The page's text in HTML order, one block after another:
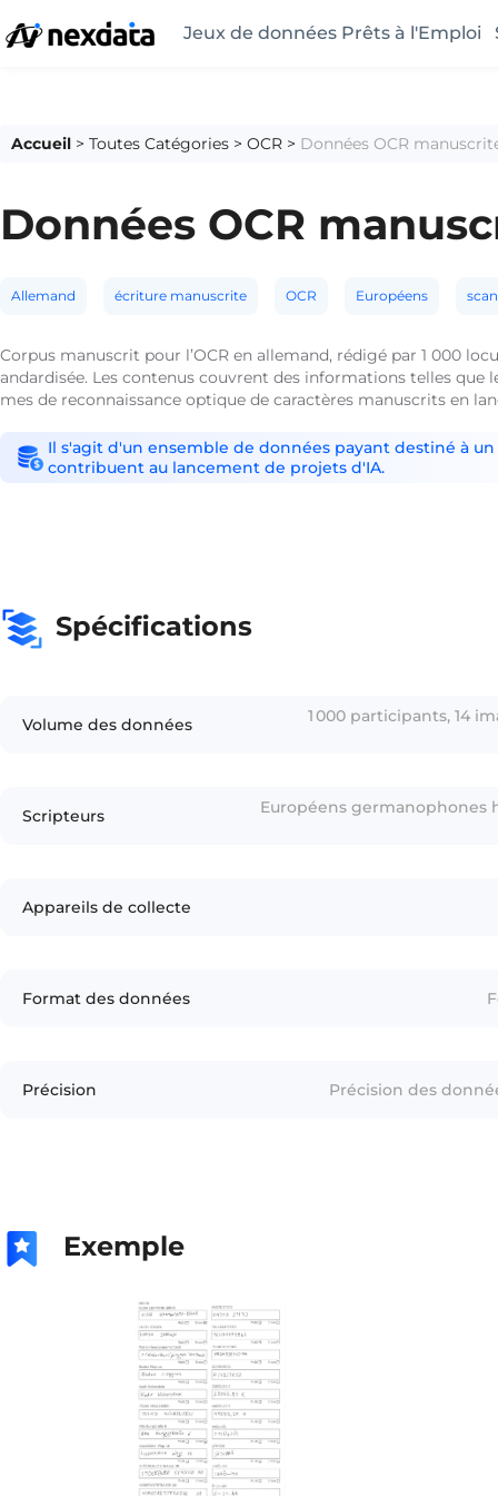
Jeux de données Prêts à l'Emploi
Accueil > Toutes Catégories > OCR > Données OCR
Données OCR
Allemand écriture manuscrite OCR Européens
Corpus manuscrit pour l’OCR en allemand, rédigé par 1 000
andardisée. Les contenus couvrent des informations telles que
mes de reconnaissance optique de caractères manuscrits en
Il s'agit d'un ensemble de données payant destiné à
contribuent au lancement de projets d'IA.
Spécifications
Volume des données 1 000 participants, 14
Scripteurs Européens germanophones
Appareils de collecte
Format des données
Précision Précision des
Exemple